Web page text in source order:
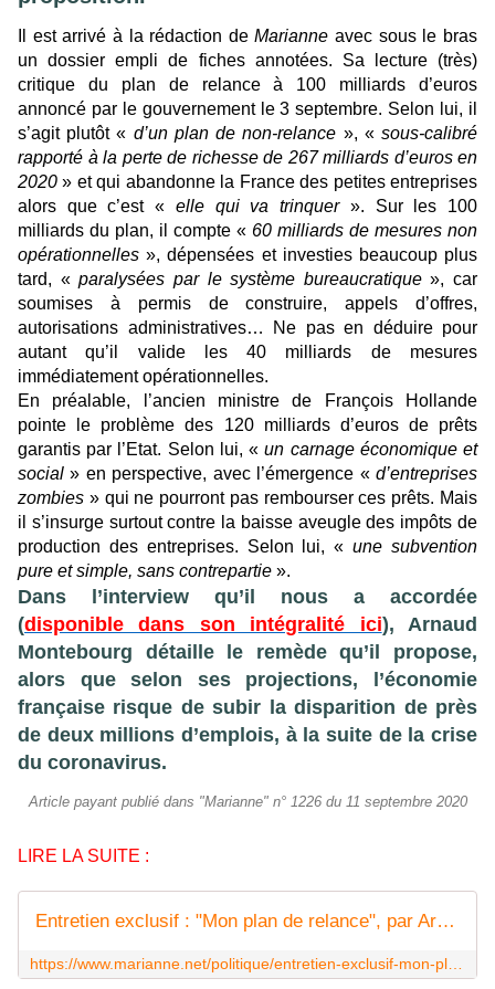
Il est arrivé à la rédaction deMarianne avec sous le bras
un dossier empli de fiches annotées. Sa lecture (très)
critique du plan de relance à 100 milliards d’euros
annoncé par le gouvernement le 3 septembre. Selon lui, il
s’agit plutôt « d’un plan de non-relance », «sous-calibré
rapporté à la perte de richesse de 267 milliards d’euros en
2020» et qui abandonne la France des petites entreprises
alors que c’est « elle qui va trinquer ». Sur les 100
milliards du plan, il compte « 60 milliards de mesures non
opérationnelles », dépensées et investies beaucoup plus
tard, «paralysées par le système bureaucratique», car
soumises à permis de construire, appels d’offres,
autorisations administratives… Ne pas en déduire pour
autant qu’il valide les 40 milliards de mesures
immédiatement opérationnelles.
En préalable, l’ancien ministre de François Hollande
pointe le problème des 120 milliards d’euros de prêts
garantis par l’Etat. Selon lui, «un carnage économique et
social» en perspective, avec l’émergence «d’entreprises
zombies » qui ne pourront pas rembourser ces prêts. Mais
il s’insurge surtout contre la baisse aveugle des impôts de
production des entreprises. Selon lui, «une subvention
pure et simple, sans contrepartie ».
Dans l’interview qu’il nous a accordée
(disponible dans son intégralité ici), Arnaud
Montebourg détaille le remède qu’il propose,
alors que selon ses projections, l’économie
française risque de subir la disparition de près
de deux millions d’emplois, à la suite de la crise
du coronavirus.
Article payant publié dans "Marianne" n° 1226 du 11 septembre 2020
LIRE LA SUITE :
Entretien exclusif : "Mon plan de relance", par Arnaud Montebourg